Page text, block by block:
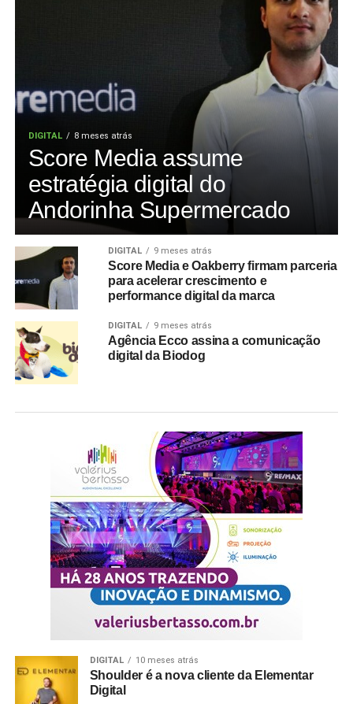
DIGITAL 8 meses atrás
Score Media assume
estratégia digital do
Andorinha Supermercado
DIGITAL 9 meses atrás
Score Media e Oakberry firmam parceria
para acelerar crescimento e
performance digital da marca
DIGITAL 9 meses atrás
Agência Ecco assina a comunicação
digital da Biodog
DIGITAL 10 meses atrás
Shoulder é a nova cliente da Elementar
Digital